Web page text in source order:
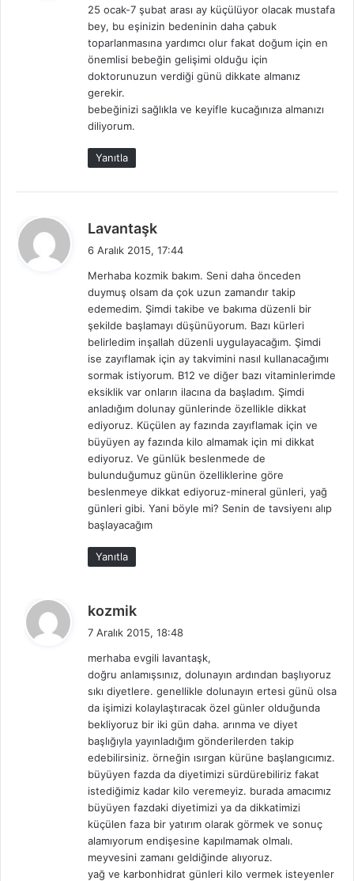
k
i
25 ocak-7 şubat arası ay küçülüyor olacak mustafa
bey, bu eşinizin bedeninin daha çabuk
toparlanmasına yardımcı olur fakat doğum için en
önemlisi bebeğin gelişimi olduğu için
doktorunuzun verdiği günü dikkate almanız
gerekir.
bebeğinizi sağlıkla ve keyifle kucağınıza almanızı
diliyorum.
Yanıtla
Lavantaşk
i
k
i
6 Aralık 2015, 17:44
Merhaba kozmik bakım. Seni daha önceden
duymuş olsam da çok uzun zamandır takip
edemedim. Şimdi takibe ve bakıma düzenli bir
şekilde başlamayı düşünüyorum. Bazı kürleri
belirledim inşallah düzenli uygulayacağım. Şimdi
ise zayıflamak için ay takvimini nasıl kullanacağımı
sormak istiyorum. B12 ve diğer bazı vitaminlerimde
eksiklik var onların ilacına da başladım. Şimdi
anladığım dolunay günlerinde özellikle dikkat
ediyoruz. Küçülen ay fazında zayıflamak için ve
büyüyen ay fazında kilo almamak için mi dikkat
ediyoruz. Ve günlük beslenmede de
bulunduğumuz günün özelliklerine göre
beslenmeye dikkat ediyoruz-mineral günleri, yağ
günleri gibi. Yani böyle mi? Senin de tavsiyenı alıp
başlayacağım
Yanıtla
kozmik
i
k
i
7 Aralık 2015, 18:48
merhaba evgili lavantaşk,
doğru anlamışsınız, dolunayın ardından başlıyoruz
sıkı diyetlere. genellikle dolunayın ertesi günü olsa
da işimizi kolaylaştıracak özel günler olduğunda
bekliyoruz bir iki gün daha. arınma ve diyet
başlığıyla yayınladığım gönderilerden takip
edebilirsiniz. örneğin ısırgan kürüne başlangıcımız.
büyüyen fazda da diyetimizi sürdürebiliriz fakat
istediğimiz kadar kilo veremeyiz. burada amacımız
büyüyen fazdaki diyetimizi ya da dikkatimizi
küçülen faza bir yatırım olarak görmek ve sonuç
alamıyorum endişesine kapılmamak olmalı.
meyvesini zamanı geldiğinde alıyoruz.
yağ ve karbonhidrat günleri kilo vermek isteyenler